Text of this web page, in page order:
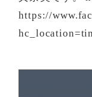
https://